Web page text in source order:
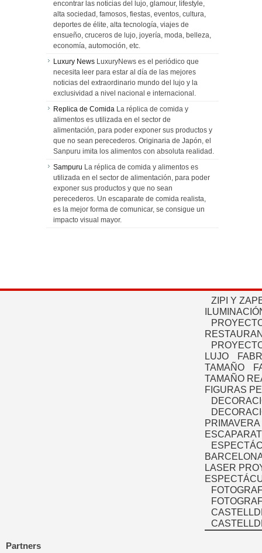
encontrar las noticias del lujo, glamour, lifestyle,
alta sociedad, famosos, fiestas, eventos, cultura,
deportes de élite, alta tecnología, viajes de
ensueño, cruceros de lujo, joyería, moda, belleza,
economía, automoción, etc.
Luxury News LuxuryNews es el periódico que
necesita leer para estar al día de las mejores
noticias del extraordinario mundo del lujo y la
exclusividad a nivel nacional e internacional.
Replica de Comida La réplica de comida y
alimentos es utilizada en el sector de
alimentación, para poder exponer sus productos y
que no sean perecederos. Originaria de Japón, el
Sanpuru imita los alimentos con absoluta realidad.
Sampuru La réplica de comida y alimentos es
utilizada en el sector de alimentación, para poder
exponer sus productos y que no sean
perecederos. Un escaparate de comida realista,
es la mejor forma de comunicar, se consigue un
impacto visual mayor.
ZIPI Y
LUJO
TAMAÑO
TAMAÑO
FIGURAS
PRIMAVERA
LASER
Partners